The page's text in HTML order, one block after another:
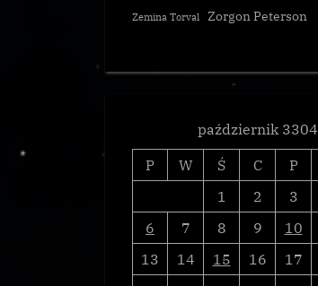
Zemina Torval Zorgon Peterson
październik 3304
P
W Ś C P
1
2 3
6
7 8 9 10
13
14 15 16 17